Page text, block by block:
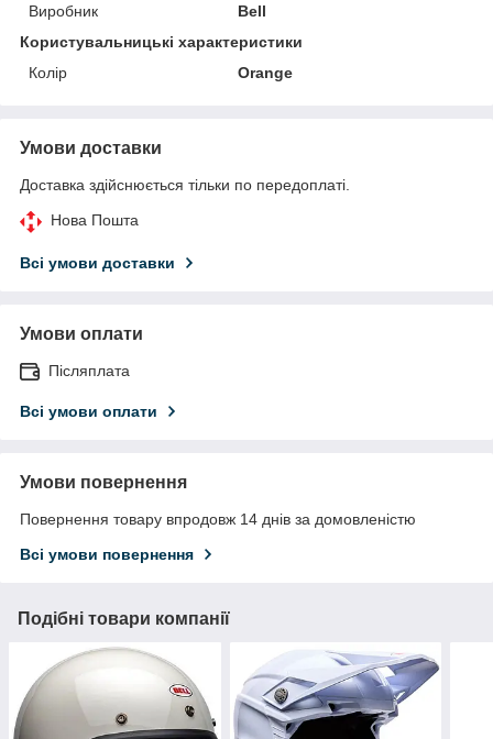
Виробник
Bell
Користувальницькі характеристики
Колір
Orange
Умови доставки
Доставка здійснюється тільки по передоплаті.
Нова Пошта
Всі умови доставки
Умови оплати
Післяплата
Всі умови оплати
Умови повернення
Повернення товару впродовж 14 днів за домовленістю
Всі умови повернення
Подібні товари компанії